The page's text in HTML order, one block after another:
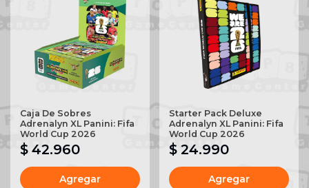
Caja De Sobres
Adrenalyn XL Panini: Fifa
World Cup 2026
$ 42.960
Agregar
Starter Pack Deluxe
Adrenalyn XL Panini: Fifa
World Cup 2026
$ 24.990
Agregar